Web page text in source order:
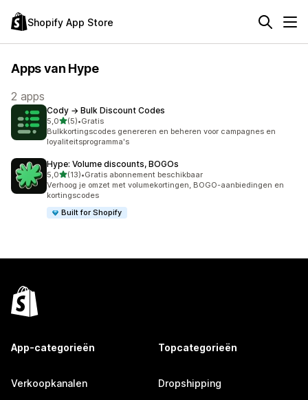
Shopify App Store
Apps van Hype
2 apps
Cody → Bulk Discount Codes
5,0van 5 sterren
(5)
5 recensies in totaal
•Gratis
Bulkkortingscodes genereren en beheren voor campagnes en
loyaliteitsprogramma's
Hype: Volume discounts, BOGOs
5,0van 5 sterren
(13)
13 recensies in totaal
•Gratis abonnement beschikbaar
Verhoog je omzet met volumekortingen, BOGO-aanbiedingen en
kortingscodes
Built for Shopify
App-categorieën
Verkoopkanalen
Topcategorieën
Dropshipping